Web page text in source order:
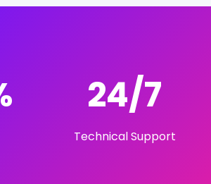
24/7
Technical Support